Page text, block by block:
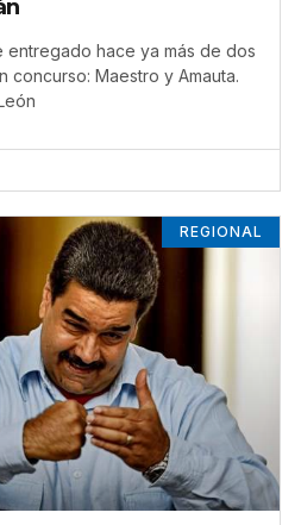
entregado hace ya más de dos
concurso: Maestro y Amauta.
REGIONAL